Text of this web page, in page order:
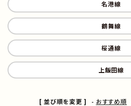
路線から探す
コンテンツ
ご利用ガイド
名港線
鶴舞線
桜通線
上飯田線
[ 並び順を変更 ] - おすすめ順